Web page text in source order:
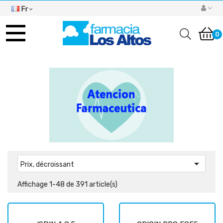
Fr
Basculer
navigation
0
Prix, décroissant 
Affichage 1-48 de 391 article(s)